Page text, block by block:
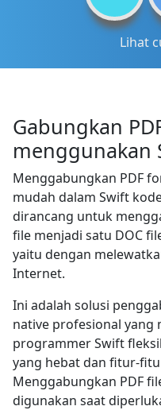
Lihat
Gabungkan
menggunakan
Menggabungkan PDF
mudah dalam Swift
dirancang untuk
file menjadi satu DOC
yaitu dengan
Internet.
Ini adalah solusi
native profesional yang
programmer Swift
yang hebat dan fitur-
Menggabungkan PDF
digunakan saat